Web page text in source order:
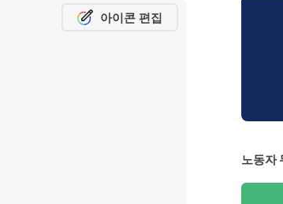
아이콘 편집
노동자